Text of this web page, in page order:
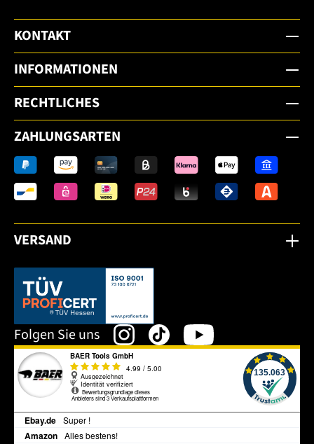
KONTAKT
INFORMATIONEN
RECHTLICHES
ZAHLUNGSARTEN
VERSAND
Dieser Link öffnet sich in einem neuen Tab.
Folgen Sie uns